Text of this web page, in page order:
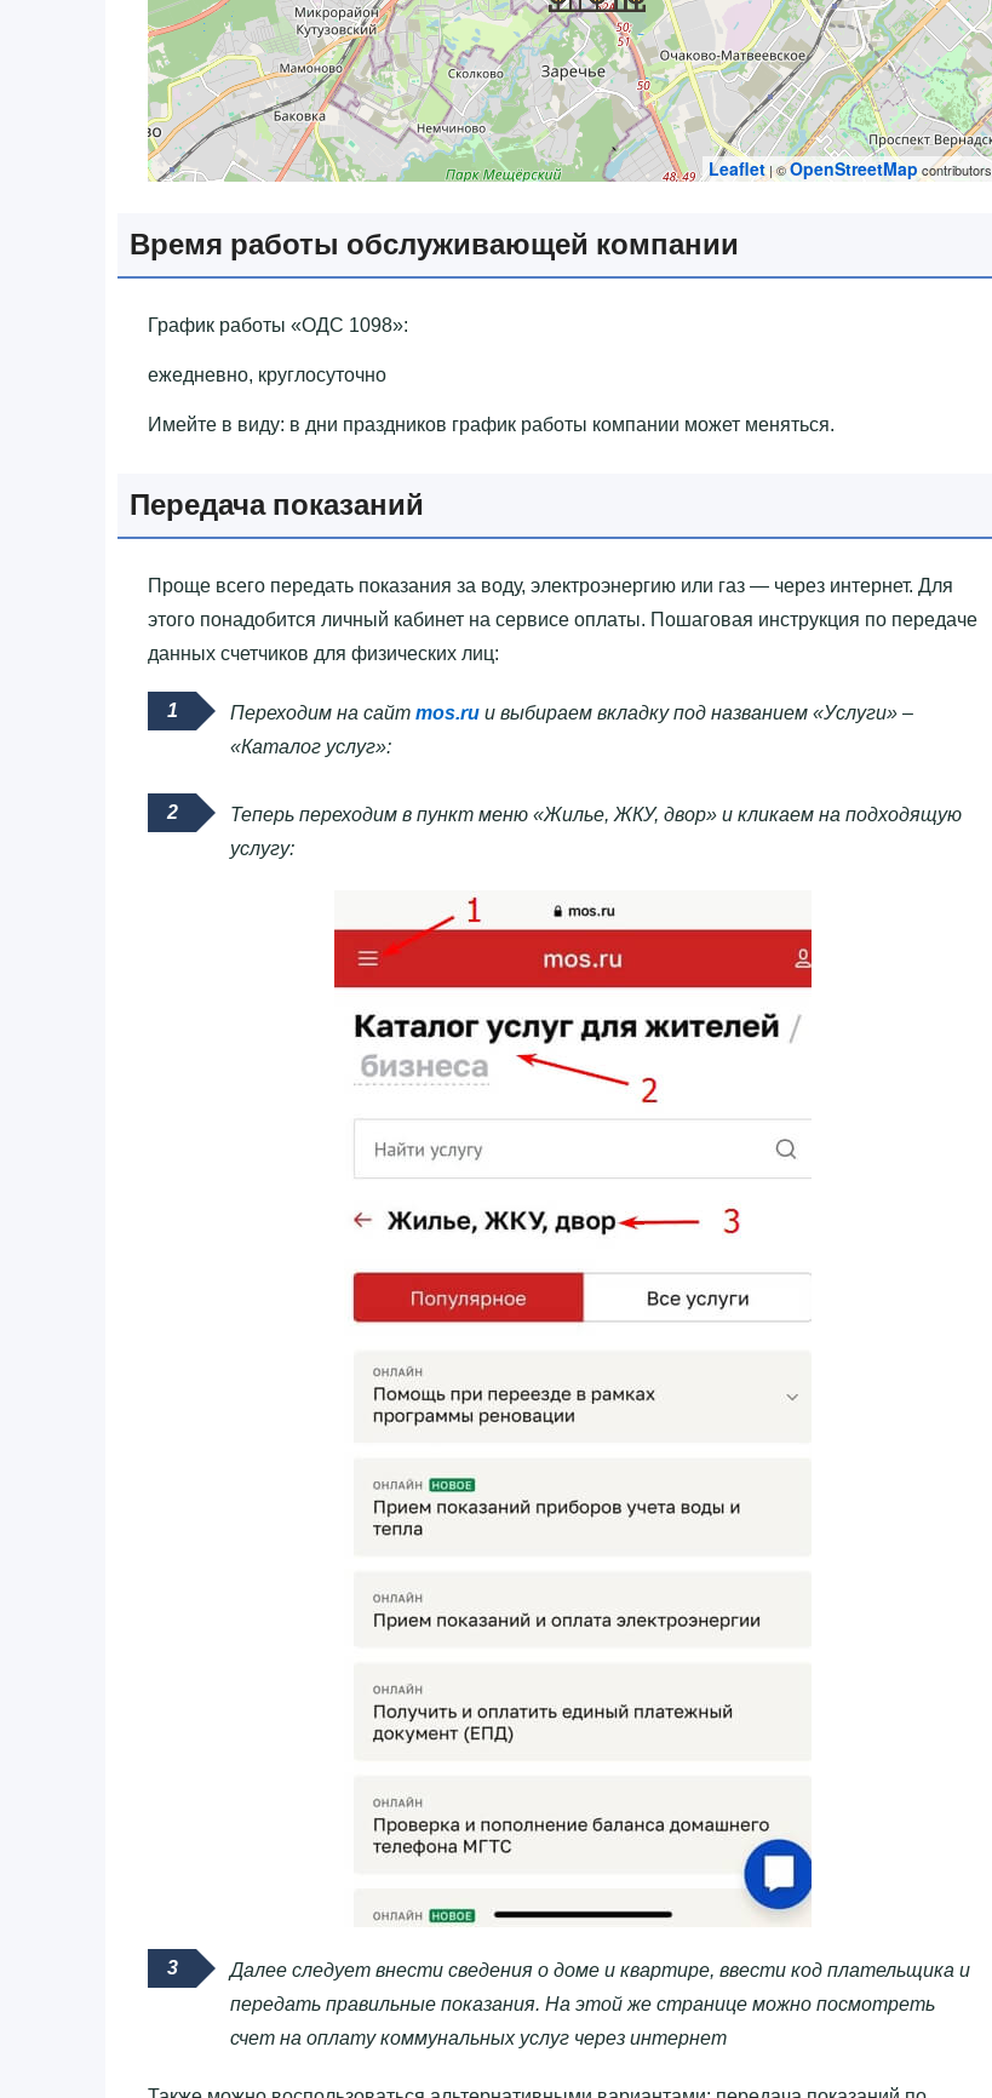
Leaflet| ©OpenStreetMapcontributors
Время работы обслуживающей компании
График работы «‎ОДС 1098»‎:
ежедневно, круглосуточно
Имейте в виду: в дни праздников график работы компании может меняться.
Передача показаний
Проще всего передать показания за воду, электроэнергию или газ — через интернет. Для
этого понадобится личный кабинет на сервисе оплаты. Пошаговая инструкция по передаче
данных счетчиков для физических лиц:
Переходим на сайт mos.ru и выбираем вкладку под названием «Услуги» –
«Каталог услуг»:
Теперь переходим в пункт меню «Жилье, ЖКУ, двор» и кликаем на подходящую
услугу:
Далее следует внести сведения о доме и квартире, ввести код плательщика и
передать правильные показания. На этой же странице можно посмотреть
счет на оплату коммунальных услуг через интернет